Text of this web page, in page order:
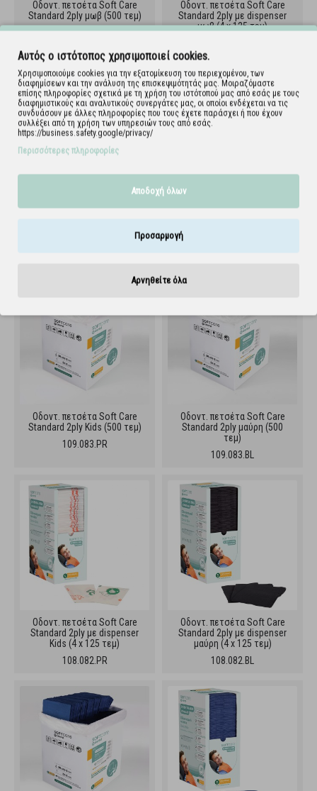
Oδοντ. πετσέτα Soft Care
Standard 2ply μωβ (500 τεμ)
109.083.PU
Oδοντ. πετσέτα Soft Care
Standard 2ply με dispenser
μωβ (4 x 125 τεμ)
Oδοντ. πετσέτα Soft Care
Oδοντ. πετσέτα Soft Care
Oδοντ. πετσέτα Soft Care
Standard 2ply Kids (500 τεμ)
109.083.PR
Oδοντ. πετσέτα Soft Care
Standard 2ply μαύρη (500
τεμ)
109.083.BL
Oδοντ. πετσέτα Soft Care
Standard 2ply με dispenser
Kids (4 x 125 τεμ)
108.082.PR
Oδοντ. πετσέτα Soft Care
Standard 2ply με dispenser
μαύρη (4 x 125 τεμ)
108.082.BL
Αυτός ο ιστότοπος χρησιμοποιεί cookies.
Χρησιμοποιούμε cookies για την εξατομίκευση του περιεχομένου, των
διαφημίσεων και την ανάλυση της επισκεψιμότητάς μας. Μοιραζόμαστε
επίσης πληροφορίες σχετικά με τη χρήση του ιστότοπού μας από εσάς με τους
διαφημιστικούς και αναλυτικούς συνεργάτες μας, οι οποίοι ενδέχεται να τις
συνδυάσουν με άλλες πληροφορίες που τους έχετε παράσχει ή που έχουν
συλλέξει από τη χρήση των υπηρεσιών τους από εσάς.
https://business.safety.google/privacy/
Περισσότερες πληροφορίες
Αποδοχή όλων
Προσαρμογή
Αρνηθείτε όλα